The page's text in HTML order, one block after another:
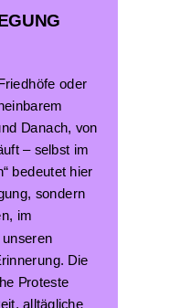
oder
Danach, von
– selbst im
bedeutet hier
sondern
im
Die
Proteste
alltägliche